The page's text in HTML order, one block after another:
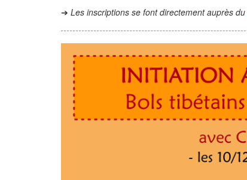
➔ Les inscriptions se font directement auprès du